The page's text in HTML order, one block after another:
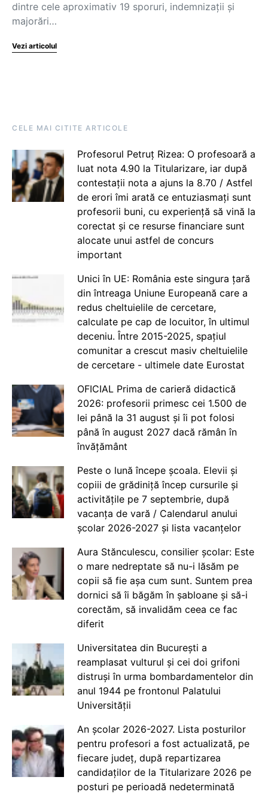
dintre cele aproximativ 19 sporuri, indemnizații și
majorări…
Vezi articolul
CELE MAI CITITE ARTICOLE
Profesorul Petruț Rizea: O profesoară a
luat nota 4.90 la Titularizare, iar după
contestații nota a ajuns la 8.70 / Astfel
de erori îmi arată ce entuziasmați sunt
profesorii buni, cu experiență să vină la
corectat și ce resurse financiare sunt
alocate unui astfel de concurs
important
Unici în UE: România este singura țară
din întreaga Uniune Europeană care a
redus cheltuielile de cercetare,
calculate pe cap de locuitor, în ultimul
deceniu. Între 2015-2025, spațiul
comunitar a crescut masiv cheltuielile
de cercetare - ultimele date Eurostat
OFICIAL Prima de carieră didactică
2026: profesorii primesc cei 1.500 de
lei până la 31 august și îi pot folosi
până în august 2027 dacă rămân în
învățământ
Peste o lună începe școala. Elevii și
copiii de grădiniță încep cursurile și
activitățile pe 7 septembrie, după
vacanța de vară / Calendarul anului
școlar 2026-2027 și lista vacanțelor
Aura Stănculescu, consilier școlar: Este
o mare nedreptate să nu-i lăsăm pe
copii să fie așa cum sunt. Suntem prea
dornici să îi băgăm în șabloane și să-i
corectăm, să invalidăm ceea ce fac
diferit
Universitatea din București a
reamplasat vulturul și cei doi grifoni
distruși în urma bombardamentelor din
anul 1944 pe frontonul Palatului
Universității
An școlar 2026-2027. Lista posturilor
pentru profesori a fost actualizată, pe
fiecare județ, după repartizarea
candidaților de la Titularizare 2026 pe
posturi pe perioadă nedeterminată